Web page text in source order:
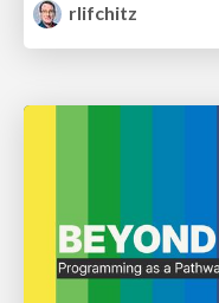
rlifchitz